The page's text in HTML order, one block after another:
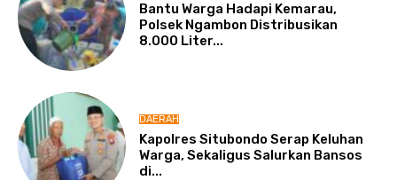
Bantu Warga Hadapi Kemarau,
Polsek Ngambon Distribusikan
8.000 Liter...
DAERAH
Kapolres Situbondo Serap Keluhan
Warga, Sekaligus Salurkan Bansos
di...